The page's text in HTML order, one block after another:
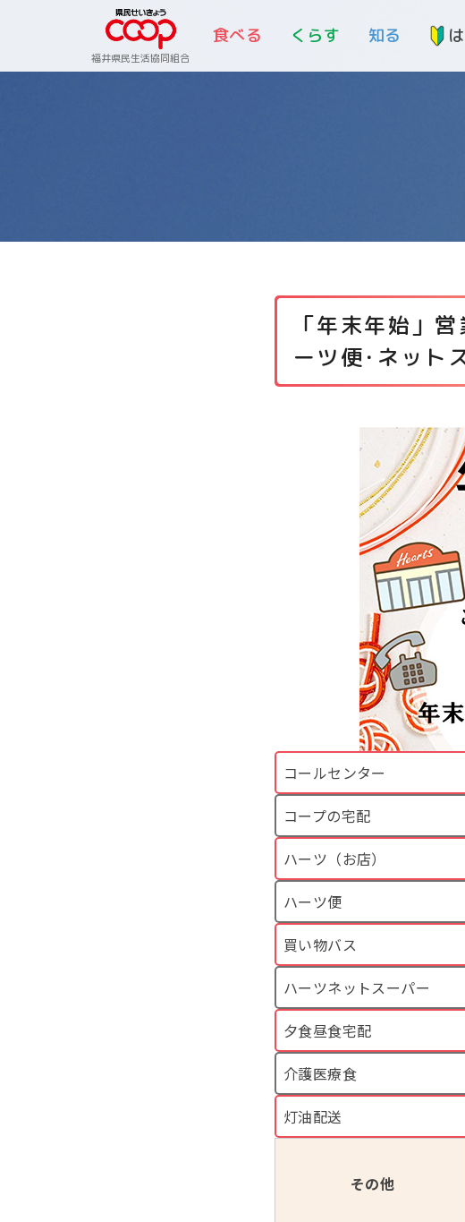
福井県民生活協同組合
食べる くらす 知る
「年末年始」
ーツ便･ネット
コールセンター
コープの宅配
ハーツ（お店）
ハーツ便
買い物バス
ハーツネットスーパー
夕食昼食宅配
介護医療食
灯油配送
その他